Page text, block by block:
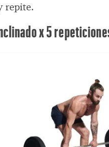
repite.
x 5